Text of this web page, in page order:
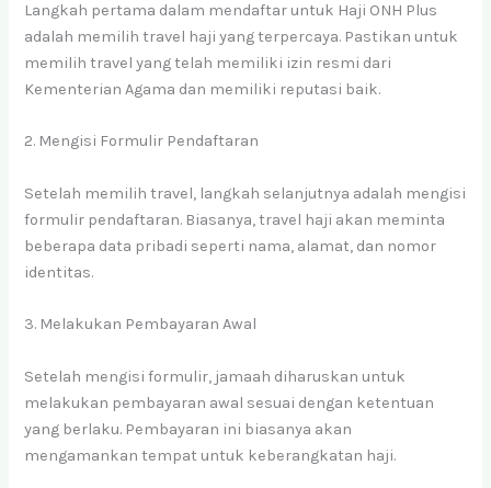
Langkah pertama dalam mendaftar untuk Haji ONH Plus
adalah memilih travel haji yang terpercaya. Pastikan untuk
memilih travel yang telah memiliki izin resmi dari
Kementerian Agama dan memiliki reputasi baik.
2. Mengisi Formulir Pendaftaran
Setelah memilih travel, langkah selanjutnya adalah mengisi
formulir pendaftaran. Biasanya, travel haji akan meminta
beberapa data pribadi seperti nama, alamat, dan nomor
identitas.
3. Melakukan Pembayaran Awal
Setelah mengisi formulir, jamaah diharuskan untuk
melakukan pembayaran awal sesuai dengan ketentuan
yang berlaku. Pembayaran ini biasanya akan
mengamankan tempat untuk keberangkatan haji.